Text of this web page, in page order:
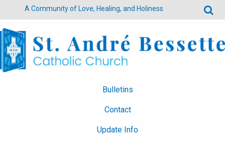
A Community of Love, Healing, and Holiness
Bulletins
Contact
Update Info